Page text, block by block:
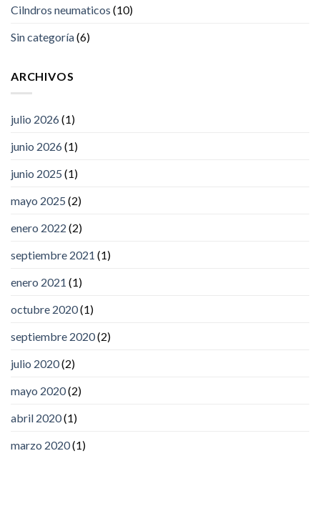
Cilndros neumaticos (10)
Sin categoría(6)
ARCHIVOS
julio 2026(1)
junio 2026(1)
junio 2025 (1)
mayo 2025 (2)
enero 2022 (2)
septiembre 2021 (1)
enero 2021 (1)
octubre 2020(1)
septiembre 2020(2)
julio 2020(2)
mayo 2020(2)
abril 2020(1)
marzo 2020(1)